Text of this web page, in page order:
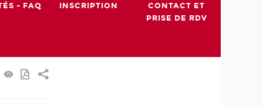
- FAQ INSCRIPTION
CONTACT ET
PRISE DE RDV